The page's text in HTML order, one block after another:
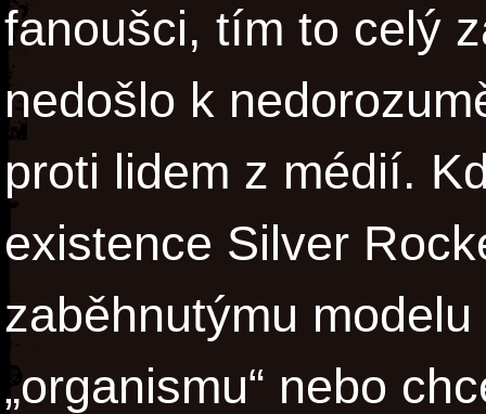
fanoušci, tím to celý
nedošlo k
proti lidem z médií.
existence Silver
zaběhnutýmu
„organismu“ nebo